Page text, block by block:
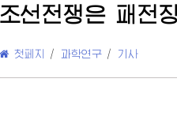
조선전쟁은 패전
첫페지 / 과학연구 / 기사